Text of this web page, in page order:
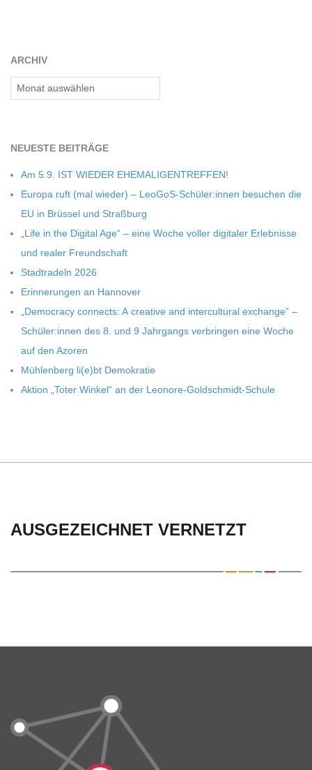
ARCHIV
Archiv
NEU­ESTE BEITRÄGE
Am 5.9. IST WIEDER EHEMALIGENTREFFEN!
Europa ruft (mal wie­der) – LeoGoS-Schüler:innen besu­chen die
EU in Brüs­sel und Straßburg
„Life in the Digi­tal Age“ – eine Woche vol­ler digi­ta­ler Erleb­nisse
und rea­ler Freundschaft
Stadt­ra­deln 2026
Erin­ne­run­gen an Hannover
„Demo­cracy con­nects: A crea­tive and inter­cul­tu­ral exch­ange” –
Schüler:innen des 8. und 9 Jahr­gangs ver­brin­gen eine Woche
auf den Azoren
Müh­len­berg li(e)bt Demokratie
Aktion „Toter Win­kel“ an der Leonore-Goldschmidt-Schule
AUSGEZEICHNET VERNETZT